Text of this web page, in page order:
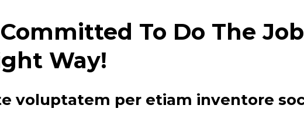
To Do The
Way!
voluptatem per etiam inventore